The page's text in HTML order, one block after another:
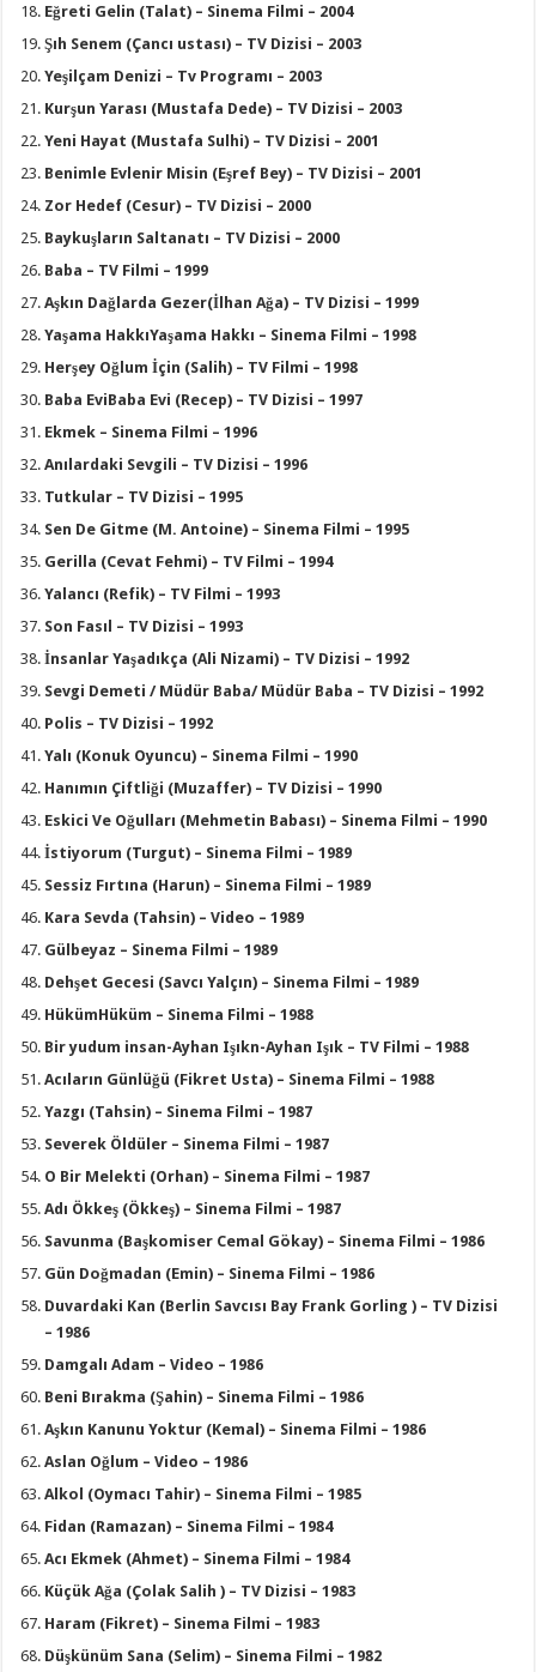
Eğreti Gelin (Talat) – Sinema Filmi – 2004
Şıh Senem (Çancı ustası) – TV Dizisi – 2003
Yeşilçam Denizi – Tv Programı – 2003
Kurşun Yarası (Mustafa Dede) – TV Dizisi – 2003
Yeni Hayat (Mustafa Sulhi) – TV Dizisi – 2001
Benimle Evlenir Misin (Eşref Bey) – TV Dizisi – 2001
Zor Hedef (Cesur) – TV Dizisi – 2000
Baykuşların Saltanatı – TV Dizisi – 2000
Baba – TV Filmi – 1999
Aşkın Dağlarda Gezer(İlhan Ağa) – TV Dizisi – 1999
Yaşama HakkıYaşama Hakkı – Sinema Filmi – 1998
Herşey Oğlum İçin (Salih) – TV Filmi – 1998
Baba EviBaba Evi (Recep) – TV Dizisi – 1997
Ekmek – Sinema Filmi – 1996
Anılardaki Sevgili – TV Dizisi – 1996
Tutkular – TV Dizisi – 1995
Sen De Gitme (M. Antoine) – Sinema Filmi – 1995
Gerilla (Cevat Fehmi) – TV Filmi – 1994
Yalancı (Refik) – TV Filmi – 1993
Son Fasıl – TV Dizisi – 1993
İnsanlar Yaşadıkça (Ali Nizami) – TV Dizisi – 1992
Sevgi Demeti / Müdür Baba/ Müdür Baba – TV Dizisi – 1992
Polis – TV Dizisi – 1992
Yalı (Konuk Oyuncu) – Sinema Filmi – 1990
Hanımın Çiftliği (Muzaffer) – TV Dizisi – 1990
Eskici Ve Oğulları (Mehmetin Babası) – Sinema Filmi – 1990
İstiyorum (Turgut) – Sinema Filmi – 1989
Sessiz Fırtına (Harun) – Sinema Filmi – 1989
Kara Sevda (Tahsin) – Video – 1989
Gülbeyaz – Sinema Filmi – 1989
Dehşet Gecesi (Savcı Yalçın) – Sinema Filmi – 1989
HükümHüküm – Sinema Filmi – 1988
Bir yudum insan-Ayhan Işıkn-Ayhan Işık – TV Filmi – 1988
Acıların Günlüğü (Fikret Usta) – Sinema Filmi – 1988
Yazgı (Tahsin) – Sinema Filmi – 1987
Severek Öldüler – Sinema Filmi – 1987
O Bir Melekti (Orhan) – Sinema Filmi – 1987
Adı Ökkeş (Ökkeş) – Sinema Filmi – 1987
Savunma (Başkomiser Cemal Gökay) – Sinema Filmi – 1986
Gün Doğmadan (Emin) – Sinema Filmi – 1986
Duvardaki Kan (Berlin Savcısı Bay Frank Gorling ) – TV Dizisi
– 1986
Damgalı Adam – Video – 1986
Beni Bırakma (Şahin) – Sinema Filmi – 1986
Aşkın Kanunu Yoktur (Kemal) – Sinema Filmi – 1986
Aslan Oğlum – Video – 1986
Alkol (Oymacı Tahir) – Sinema Filmi – 1985
Fidan (Ramazan) – Sinema Filmi – 1984
Acı Ekmek (Ahmet) – Sinema Filmi – 1984
Küçük Ağa (Çolak Salih ) – TV Dizisi – 1983
Haram (Fikret) – Sinema Filmi – 1983
Düşkünüm Sana (Selim) – Sinema Filmi – 1982